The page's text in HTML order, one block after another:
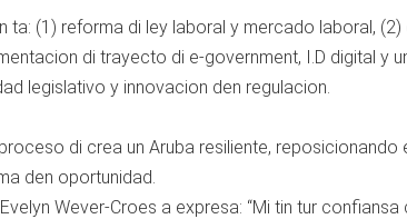
ta: (1) reforma di ley laboral y mercado laboral,
di trayecto di e-government, I.D digital y
legislativo y innovacion den regulacion.
di crea un Aruba resiliente,
den oportunidad.
Wever-Croes a expresa: “Mi tin tur